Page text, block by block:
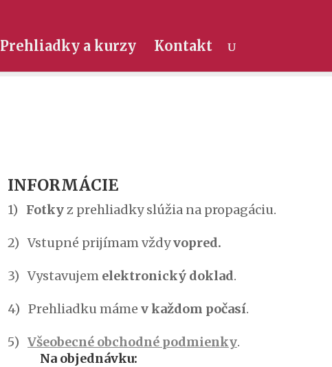
Prehliadky a kurzy Kontakt
INFORMÁCIE
1) Fotkyz prehliadky slúžia na propagáciu.
2) Vstupné prijímam vždyvopred.
3) Vystavujem elektronický doklad.
4) Prehliadku máme v každom počasí.
5) Všeobecné obchodné podmienky.
Na objednávku: